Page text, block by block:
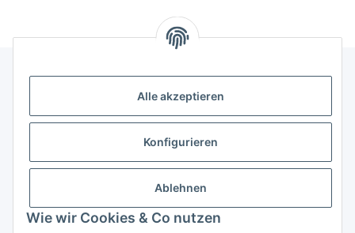
Alle akzeptieren
Konfigurieren
Ablehnen
Wie wir Cookies & Co nutzen